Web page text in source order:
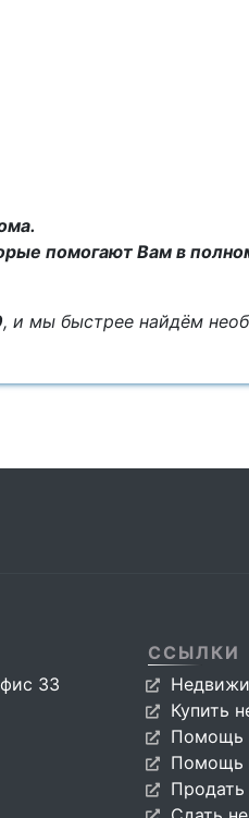
помогают Вам в
, и мы быстрее найдём
33
ССЫЛКИ
Купить
Помощь
Помощь